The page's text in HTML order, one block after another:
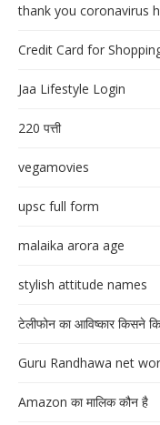
thank you coronavirus
Credit Card for
Jaa Lifestyle Login
220 पत्ती
vegamovies
upsc full form
malaika arora age
stylish attitude names
टेलीफोन का आविष्कार किसने
Guru Randhawa net
Amazon का मालिक कौन है